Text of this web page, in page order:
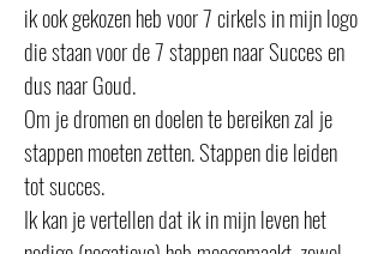
ik ook gekozen heb voor 7 cirkels in mijn logo
die staan voor de 7 stappen naar Succes en
dus naar Goud.
Om je dromen en doelen te bereiken zal je
stappen moeten zetten. Stappen die leiden
tot succes.
Ik kan je vertellen dat ik in mijn leven het